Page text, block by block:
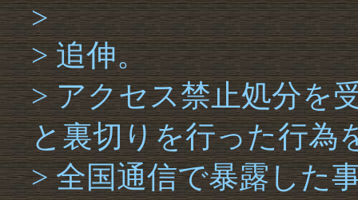
>
> 追伸。
> アクセス禁止処分を
と裏切りを行った行為
> 全国通信で暴露した